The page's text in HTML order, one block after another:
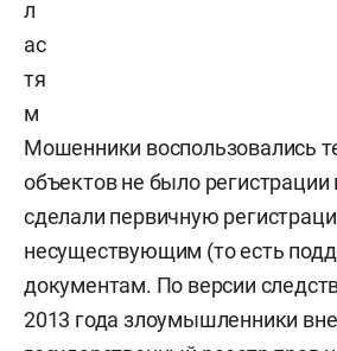
л
ас
тя
м
Мошенники воспользовались
объектов не было регистрации
сделали первичную
несуществующим (то есть
документам. По версии
2013 года злоумышленники